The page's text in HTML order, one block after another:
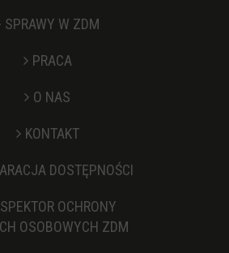
SPRAWY W ZDM
PRACA
O NAS
KONTAKT
DOSTĘPNOŚCI
OCHRONY
OSOBOWYCH ZDM